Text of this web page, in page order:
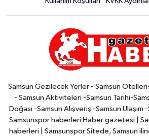
Samsun Gezilecek Yerler - Samsun
- Samsun Aktiviteleri -Samsun Tarihi-
Doğası -Samsun Alışveriş -Samsun Ulaşım
Samsunspor haberleri Haber gazetesi |
haberleri | Samsunspor Sitede, Samsun